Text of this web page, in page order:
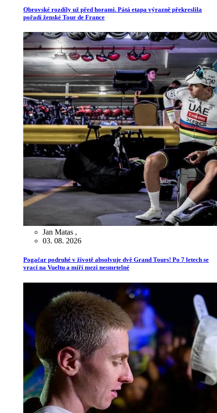
Obrovské rozdíly už před horami. Pátá etapa výrazně překreslila
pořadí ženské Tour de France
Jan Matas ,
03. 08. 2026
Pogačar podruhé v životě absolvuje dvě Grand Tours! Po 7 letech se
vrací na Vueltu a míří mezi nesmrtelné